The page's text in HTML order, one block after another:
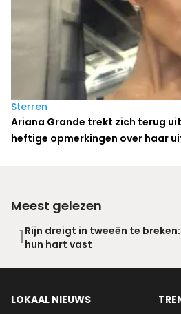
Sterren
Ariana Grande trekt zich terug
heftige opmerkingen over haar
Meest gelezen
1Rijn dreigt in tweeën te
hun hart vast
LOKAAL NIEUWS